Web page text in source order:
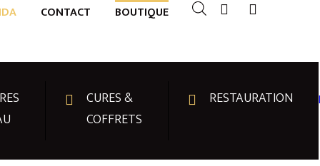
CONTACT BOUTIQUE
CURES &
COFFRETS
RESTAURATION